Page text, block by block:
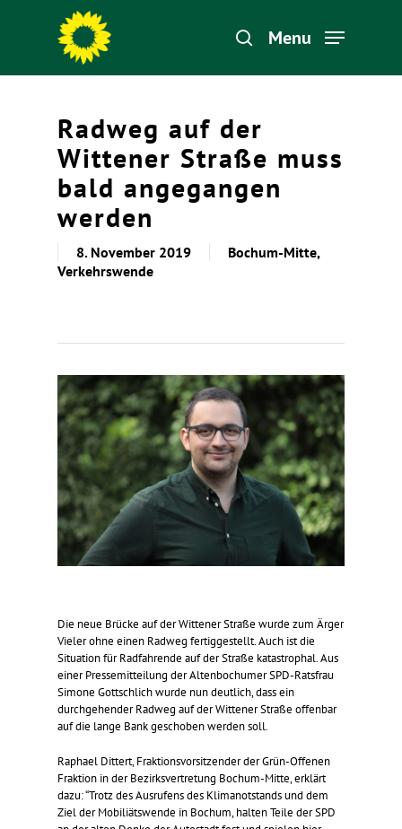
Menu
Radweg auf der
Wittener Straße muss
bald angegangen
werden
8. November 2019 Bochum-Mitte,
Verkehrswende
Die neue Brücke auf der Wittener Straße wurde zum Ärger
Vieler ohne einen Radweg fertiggestellt. Auch ist die
Situation für Radfahrende auf der Straße katastrophal. Aus
einer Pressemitteilung der Altenbochumer SPD-Ratsfrau
Simone Gottschlich wurde nun deutlich, dass ein
durchgehender Radweg auf der Wittener Straße offenbar
auf die lange Bank geschoben werden soll.
Raphael Dittert, Fraktionsvorsitzender der Grün-Offenen
Fraktion in der Bezirksvertretung Bochum-Mitte, erklärt
dazu: “Trotz des Ausrufens des Klimanotstands und dem
Ziel der Mobiliätswende in Bochum, halten Teile der SPD